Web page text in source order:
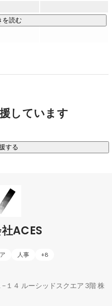
援する営業DX×AI
ースいたしました。
を読む
しています
する
ACES
人事 +8
１４ ルーシッドスクエア 3階 株